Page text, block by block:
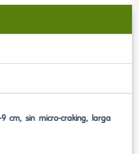
cm, sin micro-craking, larga